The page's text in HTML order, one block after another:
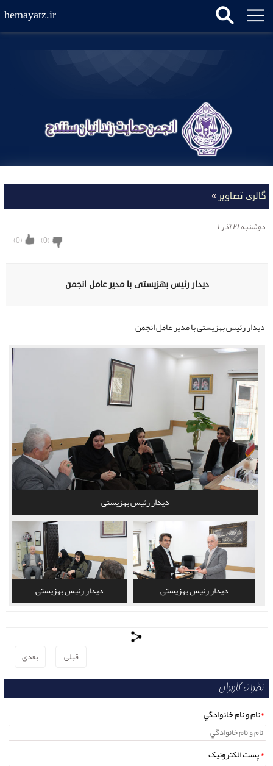
hemayatz.ir
گالری تصاویر»
دوشنبه ۲۱ آذر ۱
(
0
) (
0
)
دیدار رئیس بهزیستی با مدیر عامل انجمن
دیدار رئیس بهزیستی با مدیر عامل انجمن
دیدار رئیس بهزیستی
دیدار رئیس بهزیستی دیدار رئیس بهزیستی
بعدی قبلی
نظرات کاربران
*نام و نام خانوادگي
*پست الکترونيک